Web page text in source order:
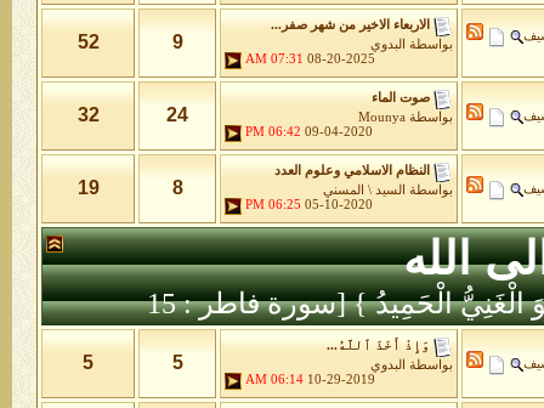
الاربعاء الاخير من شهر صفر...
بواسطة
البدوي
08-20-2025
07:31 AM
9
52
صوت الماء
بواسطة Mounya
09-04-2020
06:42 PM
24
32
النظام الاسلامي وعلوم العدد
بواسطة
السيد \ المسني
05-10-2020
06:25 PM
8
19
الله
الْغَنِيُّ الْحَمِيدُ } [سورة فاطر : 15
وَإِذْ أَخَذَ ٱللَّهُ...
بواسطة
البدوي
10-29-2019
06:14 AM
5
5